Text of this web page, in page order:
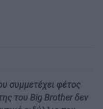
συμμετέχει φέτος
του Big Brother δεν